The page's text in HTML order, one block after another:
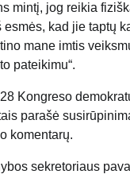
mintį, jog reikia
kad jie taptų
mane imtis
pateikimu“.
Kongreso
parašė
komentarų.
sekretoriaus